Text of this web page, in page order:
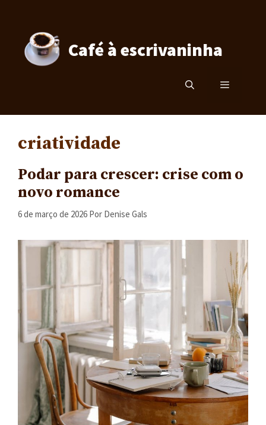
conteúdo
Café à escrivaninha
criatividade
Podar para crescer: crise com o
novo romance
6 de março de 2026 Por Denise Gals